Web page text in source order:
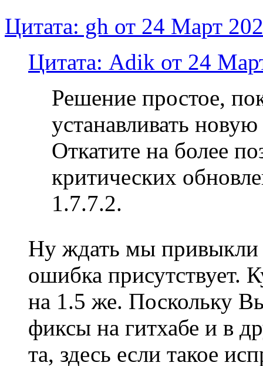
Цитата: gh от 24 Март
Цитата: Adik от 24
Решение простое,
устанавливать
Откатите на более
критических
1.7.7.2.
Ну ждать мы
ошибка присутствует.
на 1.5 же. Поскольку
фиксы на гитхабе и в
та, здесь если такое